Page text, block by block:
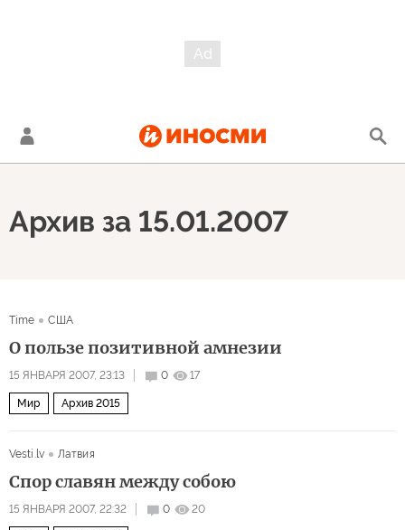
Архив за 15.01.2007
Time США
О пользе позитивной амнезии
15 ЯНВАРЯ 2007, 23:13 0 17
Мир Архив 2015
Vesti.lv Латвия
Спор славян между собою
15 ЯНВАРЯ 2007, 22:32 0 20